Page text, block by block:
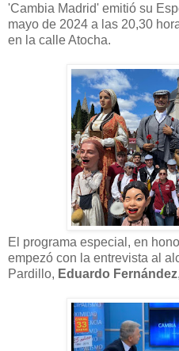
'Cambia Madrid' emitió su
mayo de 2024 a las 20,30
en la calle Atocha.
El programa especial, en
empezó con la entrevista al
Pardillo, Eduardo Fernández